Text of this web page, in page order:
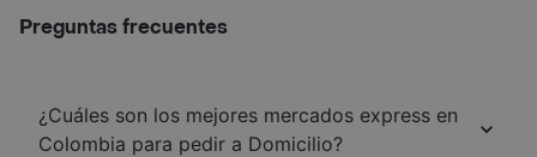
Preguntas frecuentes
¿Cuáles son los mejores mercados express en
Colombia para pedir a Domicilio?